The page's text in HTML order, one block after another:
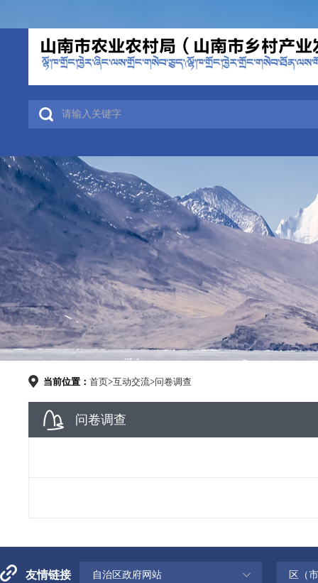
当前位置： 首页>互动交流>问卷调查
问卷调查
友情链接 自治区政府网站 区（